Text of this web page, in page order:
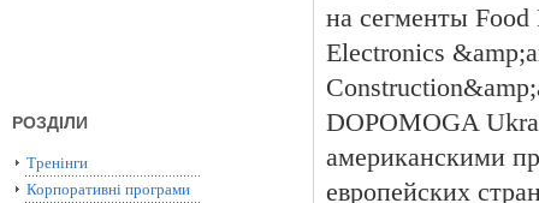
РОЗДІЛИ
Тренінги
Корпоративні програми
на сегменты
Electronics
DOPOMOGA
американскими
европейских